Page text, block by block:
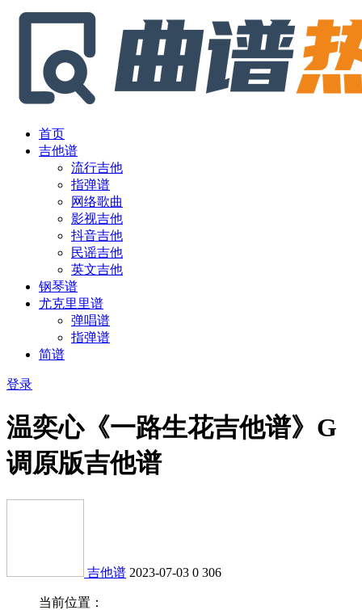
首页
吉他谱
流行吉他
指弹谱
网络歌曲
影视吉他
抖音吉他
民谣吉他
英文吉他
钢琴谱
尤克里里谱
弹唱谱
指弹谱
简谱
登录
温奕心《一路生花吉他谱》G
调原版吉他谱
吉他谱 2023-07-03 0 306
当前位置：